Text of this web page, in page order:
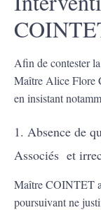
Afin de contester
Maître Alice Flore
en insistant
1. Absence de
Associés et
Maître COINTET
poursuivant ne